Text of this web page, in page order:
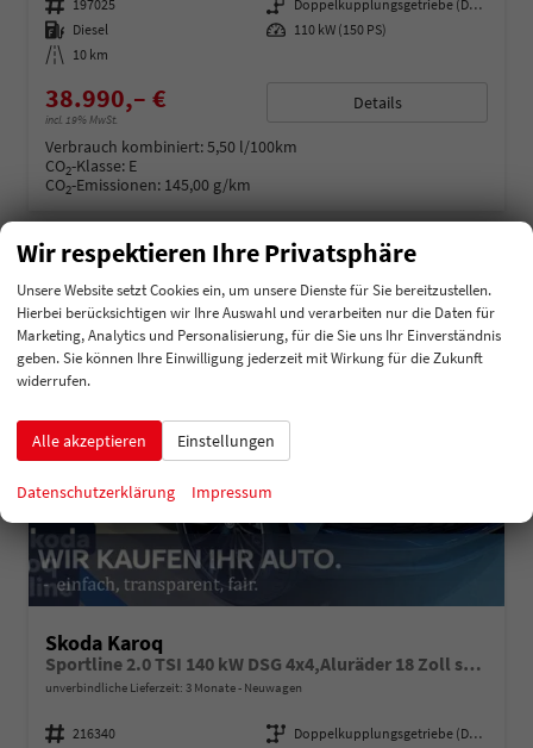
Fahrzeugnummer 197025 Getriebe
Doppelkupplungsgetriebe (DSG)
Kraftstoff Diesel Leistung 110 kW (150 PS)
Kilometerstand 10 km
38.990,– €
incl. 19% MwSt.
Details
Verbrauch kombiniert:5,50 l/100km
CO2-Klasse: E
CO2-Emissionen: 145,00 g/km
Skoda Karoq
Sportline 2.0 TSI 140 kW DSG 4x4,Aluräder 18 Zoll schwarz, Sonderfarbe Stahlgrau,Phone Box, Klimaauromatik,LED MATRIX, dynamische Blinkleuchten,Drive Mode Seledct, Kessy Full, Navigation, Sun Set,Rückkamera, PDC,LED , 4J. Grantie, Virt. Cockpit
unverbindliche Lieferzeit: 3 Monate Neuwagen
Fahrzeugnummer 216340 Getriebe
Doppelkupplungsgetriebe (DSG)
Wir respektieren Ihre Privatsphäre
Unsere Website setzt Cookies ein, um unsere Dienste für Sie bereitzustellen.
Hierbei berücksichtigen wir Ihre Auswahl und verarbeiten nur die Daten für
Marketing, Analytics und Personalisierung, für die Sie uns Ihr Einverständnis
geben. Sie können Ihre Einwilligung jederzeit mit Wirkung für die Zukunft
widerrufen.
Alle akzeptieren Einstellungen
Datenschutzerklärung Impressum